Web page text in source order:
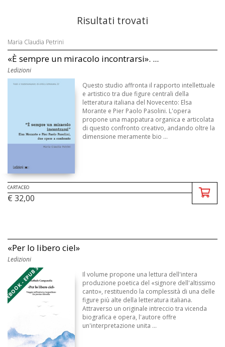
Risultati trovati
Maria Claudia Petrini
«È sempre un miracolo incontrarsi». ...
Ledizioni
Questo studio affronta il rapporto intellettuale
e artistico tra due figure centrali della
letteratura italiana del Novecento: Elsa
Morante e Pier Paolo Pasolini. L'opera
propone una mappatura organica e articolata
di questo confronto creativo, andando oltre la
dimensione meramente bio ...
CARTACEO
€ 32,00
«Per lo libero ciel»
Ledizioni
EBOOK - EPUB 3
Il volume propone una lettura dell'intera
produzione poetica del «signore dell'altissimo
canto», restituendo la complessità di una delle
figure più alte della letteratura italiana.
Attraverso un originale intreccio tra vicenda
biografica e opera, l'autore offre
un'interpretazione unita ...